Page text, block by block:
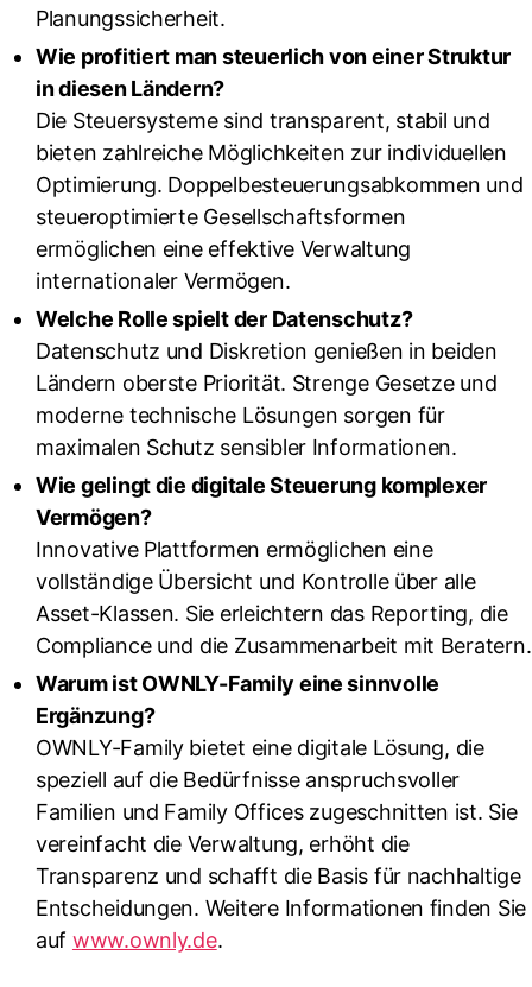
Planungssicherheit.
Wie profitiert man steuerlich von einer Struktur
in diesen Ländern?
Die Steuersysteme sind transparent, stabil und
bieten zahlreiche Möglichkeiten zur individuellen
Optimierung. Doppelbesteuerungsabkommen und
steueroptimierte Gesellschaftsformen
ermöglichen eine effektive Verwaltung
internationaler Vermögen.
Welche Rolle spielt der Datenschutz?
Datenschutz und Diskretion genießen in beiden
Ländern oberste Priorität. Strenge Gesetze und
moderne technische Lösungen sorgen für
maximalen Schutz sensibler Informationen.
Wie gelingt die digitale Steuerung komplexer
Vermögen?
Innovative Plattformen ermöglichen eine
vollständige Übersicht und Kontrolle über alle
Asset-Klassen. Sie erleichtern das Reporting, die
Compliance und die Zusammenarbeit mit Beratern.
Warum ist OWNLY-Family eine sinnvolle
Ergänzung?
OWNLY-Family bietet eine digitale Lösung, die
speziell auf die Bedürfnisse anspruchsvoller
Familien und Family Offices zugeschnitten ist. Sie
vereinfacht die Verwaltung, erhöht die
Transparenz und schafft die Basis für nachhaltige
Entscheidungen. Weitere Informationen finden Sie
auf www.ownly.de.